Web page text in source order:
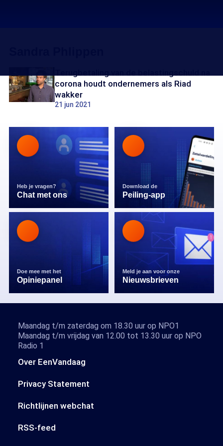
corona houdt ondernemers als Riad
wakker
21 jun 2021
Heb je vragen?
Chat met ons
Download de
Peiling-app
Doe mee met het
Opiniepanel
Meld je aan voor onze
Nieuwsbrieven
Over EenVandaag
Privacy Statement
Richtlijnen webchat
RSS-feed
Maandag t/m zaterdag om 18.30 uur op NPO1
Maandag t/m vrijdag van 12.00 tot 13.30 uur op NPO
Radio 1